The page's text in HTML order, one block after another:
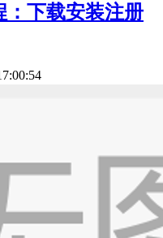
：下载安装注册